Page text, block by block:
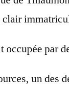
occupée par
un des